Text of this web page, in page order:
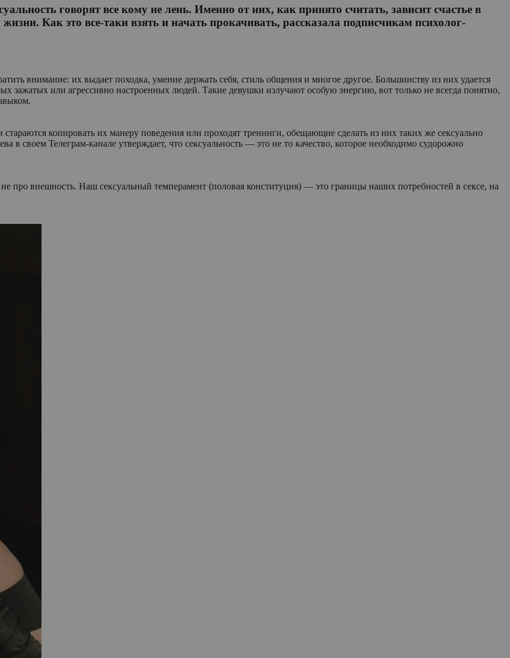
говорят все кому не лень. Именно от них, как принято считать, зависит счастье в
Как это все-таки взять и начать прокачивать, рассказала подписчикам психолог-
внимание: их выдает походка, умение держать себя, стиль общения и многое другое. Большинству из них удается
зажатых или агрессивно настроенных людей. Такие девушки излучают особую энергию, вот только не всегда понятно,
копировать их манеру поведения или проходят тренинги, обещающие сделать из них таких же сексуально
в своем Телеграм-канале утверждает, что сексуальность — это не то качество, которое необходимо судорожно
про внешность. Наш сексуальный темперамент (половая конституция) — это границы наших потребностей в сексе, на